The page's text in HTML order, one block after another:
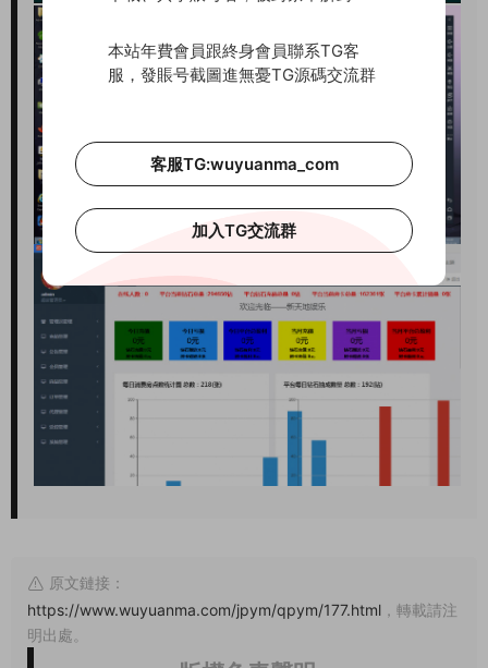
原文鏈接：
https://www.wuyuanma.com/jpym/qpym/177.html ，轉載請注
明出處。
本站年費會員跟終身會員聯系TG客
服，發賬号截圖進無憂TG源碼交流群
客服TG:wuyuanma_com
加入TG交流群